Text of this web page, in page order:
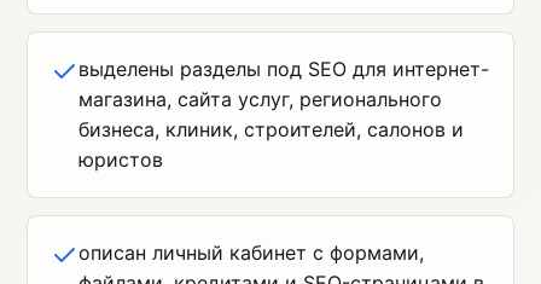
выделены разделы под SEO для интернет-
магазина, сайта услуг, регионального
бизнеса, клиник, строителей, салонов и
юристов
описан личный кабинет с формами,